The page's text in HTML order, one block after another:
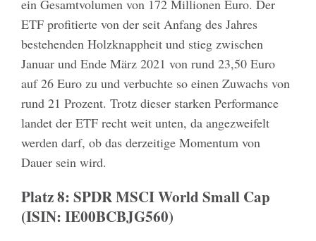
ein Gesamtvolumen von 172 Millionen Euro. Der
ETF profitierte von der seit Anfang des Jahres
bestehenden Holzknappheit und stieg zwischen
Januar und Ende März 2021 von rund 23,50 Euro
auf 26 Euro zu und verbuchte so einen Zuwachs von
rund 21 Prozent. Trotz dieser starken Performance
landet der ETF recht weit unten, da angezweifelt
werden darf, ob das derzeitige Momentum von
Dauer sein wird.
Platz 8: SPDR MSCI World Small Cap
(ISIN: IE00BCBJG560)